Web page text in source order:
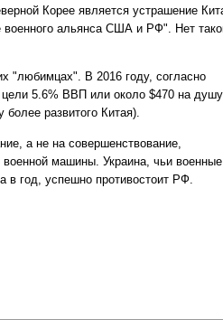
Корее является устрашение
военного альянса США и РФ". Нет
"любимцах". В 2016 году, согласно
5.6% ВВП или около $470 на душу
развитого Китая).
а не на совершенствование,
машины. Украина, чьи военные
год, успешно противостоит РФ.